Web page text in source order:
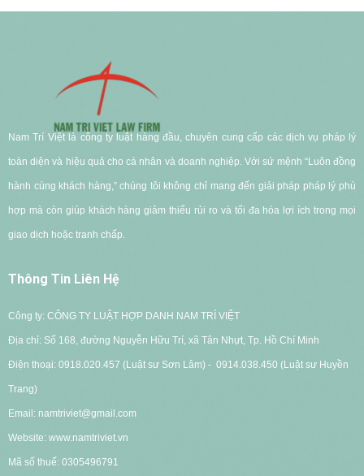
Nam Trí Việt là công ty luật hàng đầu, chuyên cung cấp các dịch vụ pháp lý
toàn diện và hiệu quả cho cá nhân và doanh nghiệp. Với sứ mệnh “Luôn đồng
hành cùng khách hàng,” chúng tôi không chỉ mang đến giải pháp pháp lý phù
hợp mà còn giúp khách hàng giảm thiểu rủi ro và tối đa hóa lợi ích trong mọi
giao dịch hoặc tranh chấp.
Thông Tin Liên Hệ
Công ty: CÔNG TY LUẬT HỢP DANH NAM TRÍ VIỆT
Địa chỉ: Số 168, đường Nguyễn Hữu Trí, xã Tân Nhựt, Tp. Hồ Chí Minh
Điện thoại: 0918.020.457 (Luật sư Sơn Lâm) - 0914.038.450 (Luật sư Huyền
Trang)
Email: namtriviet@gmail.com
Website: www.namtriviet.vn
Mã số thuế: 0305496791